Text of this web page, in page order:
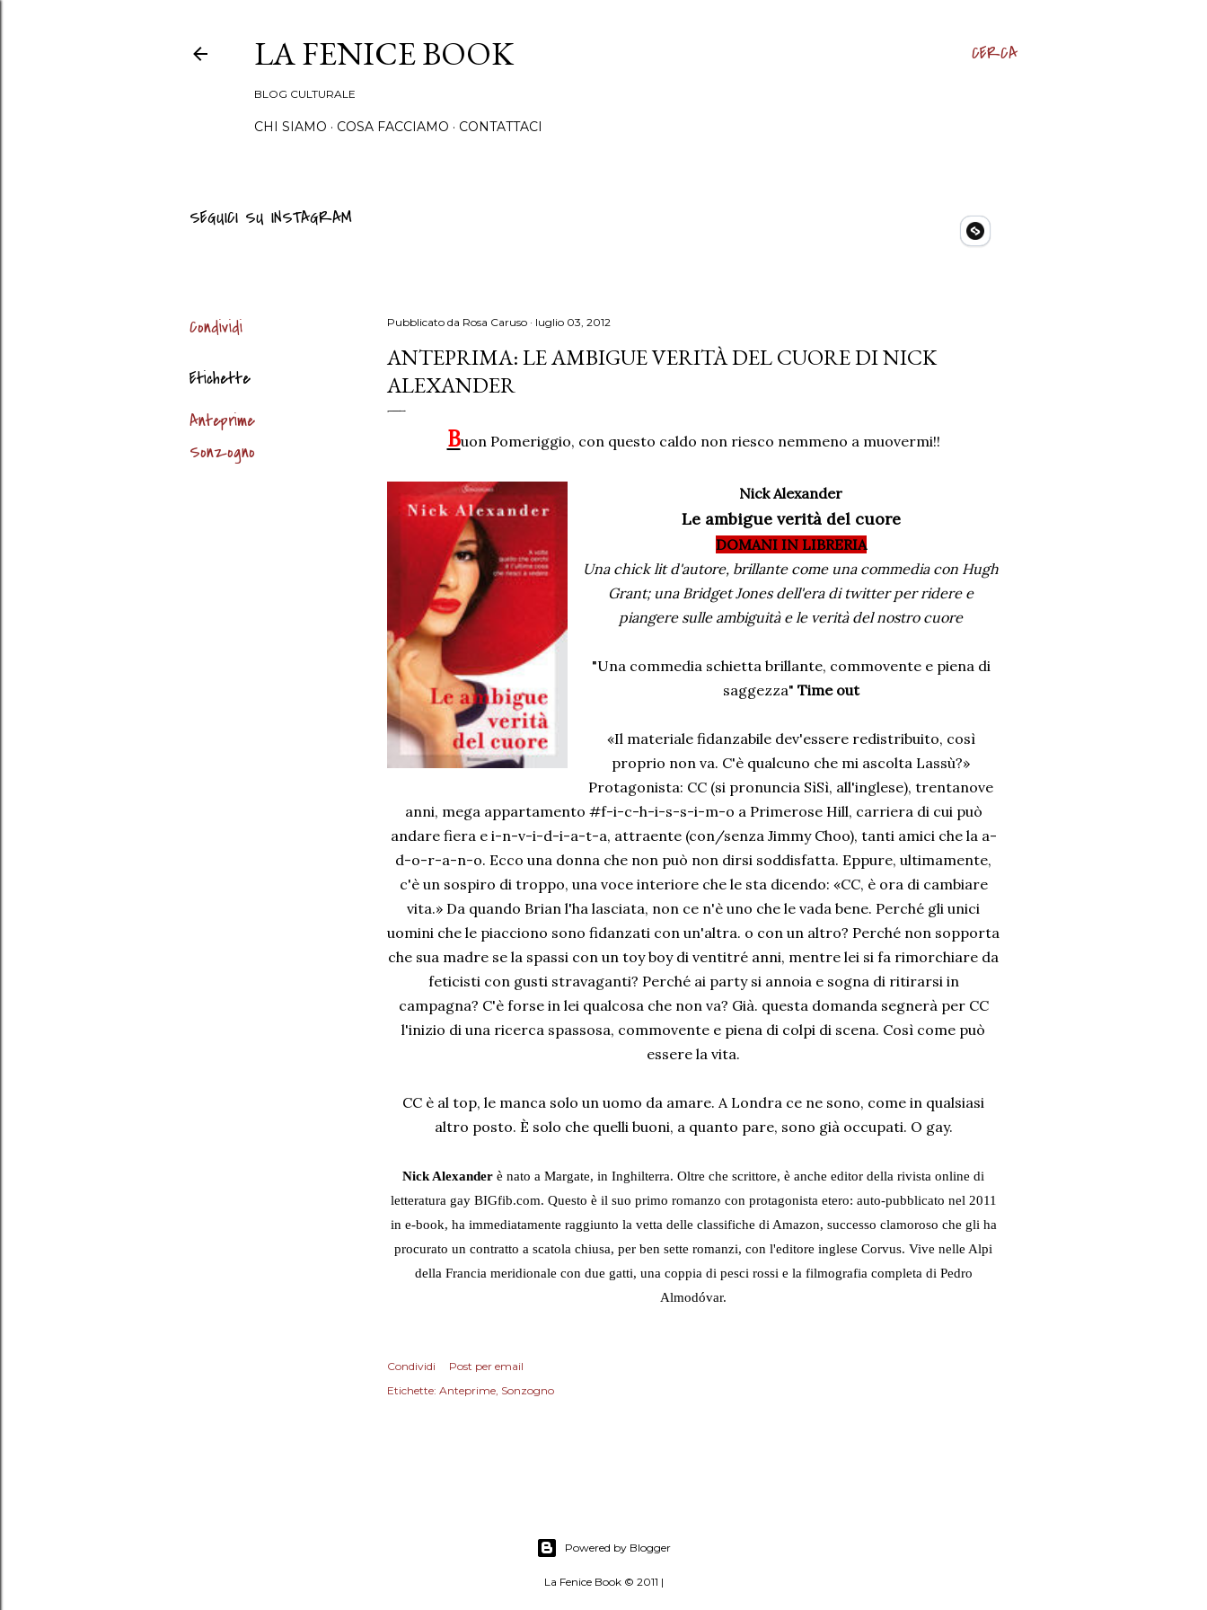
CERCA
LA FENICE BOOK
BLOG CULTURALE
CHI SIAMO COSA FACCIAMO CONTATTACI
SEGUICI SU INSTAGRAM
Condividi
Etichette
Anteprime
Sonzogno
Pubblicato da Rosa Caruso luglio 03, 2012
ANTEPRIMA: LE AMBIGUE VERITÀ DEL CUORE DI NICK
ALEXANDER
Buon Pomeriggio, con questo caldo non riesco nemmeno a muovermi!!
Nick Alexander
Le ambigue verità del cuore
DOMANI IN LIBRERIA
Una chick lit d'autore, brillante come una commedia con Hugh
Grant; una Bridget Jones dell'era di twitter per ridere e
piangere sulle ambiguità e le verità del nostro cuore
"Una commedia schietta brillante, commovente e piena di
saggezza" Time out
«Il materiale fidanzabile dev'essere redistribuito, così
proprio non va. C'è qualcuno che mi ascolta Lassù?»
Protagonista: CC (si pronuncia SìSì, all'inglese), trentanove
anni, mega appartamento #f-i-c-h-i-s-s-i-m-o a Primerose Hill, carriera di cui può
andare fiera e i-n-v-i-d-i-a-t-a, attraente (con/senza Jimmy Choo), tanti amici che la a-
d-o-r-a-n-o. Ecco una donna che non può non dirsi soddisfatta. Eppure, ultimamente,
c'è un sospiro di troppo, una voce interiore che le sta dicendo: «CC, è ora di cambiare
vita.» Da quando Brian l'ha lasciata, non ce n'è uno che le vada bene. Perché gli unici
uomini che le piacciono sono fidanzati con un'altra. o con un altro? Perché non sopporta
che sua madre se la spassi con un toy boy di ventitré anni, mentre lei si fa rimorchiare da
feticisti con gusti stravaganti? Perché ai party si annoia e sogna di ritirarsi in
campagna? C'è forse in lei qualcosa che non va? Già. questa domanda segnerà per CC
l'inizio di una ricerca spassosa, commovente e piena di colpi di scena. Così come può
essere la vita.
CC è al top, le manca solo un uomo da amare. A Londra ce ne sono, come in qualsiasi
altro posto. È solo che quelli buoni, a quanto pare, sono già occupati. O gay.
Nick Alexander è nato a Margate, in Inghilterra. Oltre che scrittore, è anche editor della rivista online di
letteratura gay BIGfib.com. Questo è il suo primo romanzo con protagonista etero: auto-pubblicato nel 2011
in e-book, ha immediatamente raggiunto la vetta delle classifiche di Amazon, successo clamoroso che gli ha
procurato un contratto a scatola chiusa, per ben sette romanzi, con l'editore inglese Corvus. Vive nelle Alpi
della Francia meridionale con due gatti, una coppia di pesci rossi e la filmografia completa di Pedro
Almodóvar.
Condividi
Post per email
Etichette: Anteprime Sonzogno
Powered by Blogger
La Fenice Book © 2011 |